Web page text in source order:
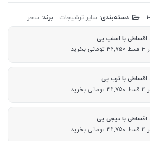
دسته‌بندی: سایر ترشیجات برند: سحر
اقساطی با اسنپ پی
اقساطی با ترب پی
اقساطی با دیجی پی